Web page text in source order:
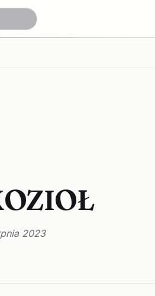
2023